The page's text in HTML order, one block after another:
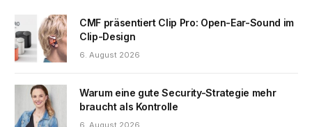
CMF präsentiert Clip Pro: Open-Ear-Sound im
Clip-Design
6. August 2026
Warum eine gute Security-Strategie mehr
braucht als Kontrolle
6. August 2026